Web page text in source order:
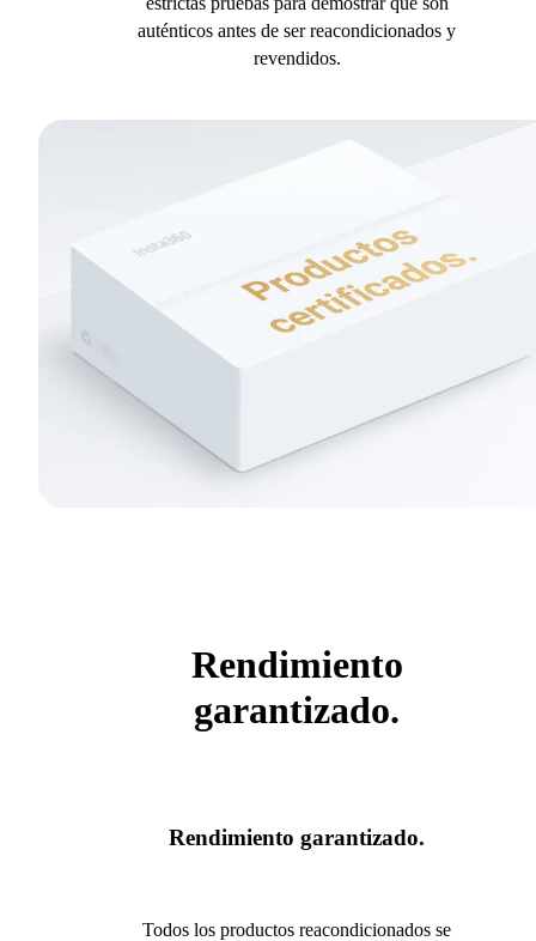
auténticos antes de ser reacondicionados y
revendidos.
Rendimiento
garantizado.
Rendimiento garantizado.
Todos los productos reacondicionados se